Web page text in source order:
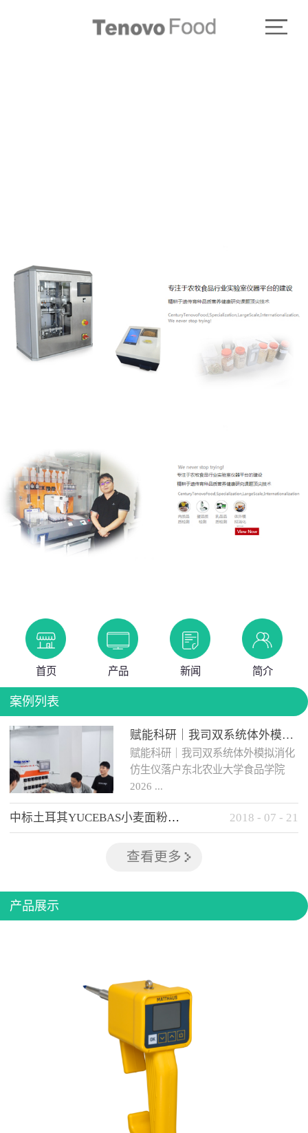
首页 产品 新闻 简介
案例列表
赋能科研｜我司双系统体外模拟消化仿生仪落户东北农业大学食品学院
赋能科研｜我司双系统体外模拟消化
仿生仪落户东北农业大学食品学院
2026 ...
年 5 月 12日，我司自主研发的...
中标土耳其YUCEBAS小麦面粉检测设备 2018 - 07 - 21
查看更多
产品展示